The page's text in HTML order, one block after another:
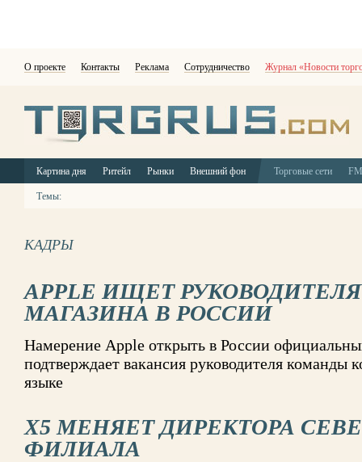
О проекте Контакты Реклама Сотрудничество Журнал «Новости
Картина дня Ритейл Рынки Внешний фон Торговые сети
Темы:
КАДРЫ
APPLE ИЩЕТ
МАГАЗИНА В РОССИИ
Намерение Apple открыть в России
подтверждает вакансия руководителя команды
языке
X5 МЕНЯЕТ ДИРЕКТОРА
ФИЛИАЛА